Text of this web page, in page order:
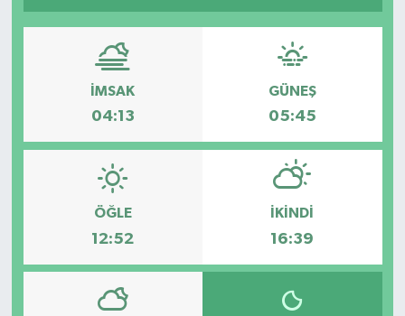
İMSAK
04:13
GÜNEŞ
05:45
ÖĞLE
12:52
İKINDI
16:39